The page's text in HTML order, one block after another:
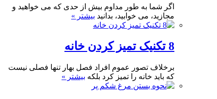
اگر شما به طور مداوم بیش از حدی که می خواهید و
مجازید، می خوابید، بدانید بیشتر »
8 تکنیک تمیز کردن خانه
برخلاف تصور عموم افراد فصل بهار تنها فصلی نیست
که باید خانه را تمیز کرد بلکه بیشتر »